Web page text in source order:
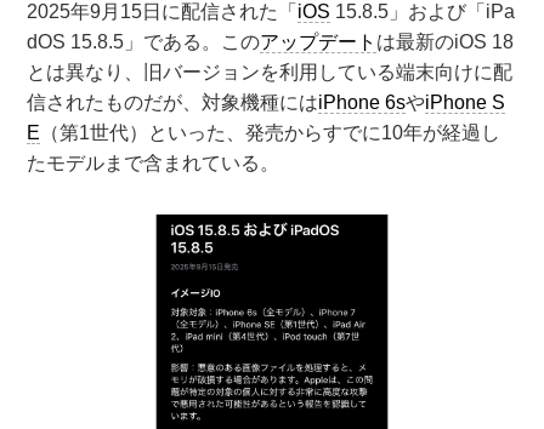
2025年9月15日に配信された「 iOS 15.8.5」および「iPa
dOS 15.8.5」である。このアップデート は最新のiOS 18
とは異なり、旧バージョンを利用している端末向けに配
信されたものだが、対象機種にはiPhone 6sやiPhone S
E （第1世代）といった、発売からすでに10年が経過し
たモデルまで含まれている。